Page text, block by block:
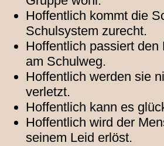
Hoffentlich kommt die
Schulsystem zurecht.
Hoffentlich passiert den
am Schulweg.
Hoffentlich werden sie
verletzt.
Hoffentlich kann es
Hoffentlich wird der
seinem Leid erlöst.